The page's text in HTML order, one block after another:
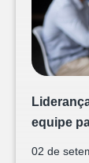
equipe
02 de